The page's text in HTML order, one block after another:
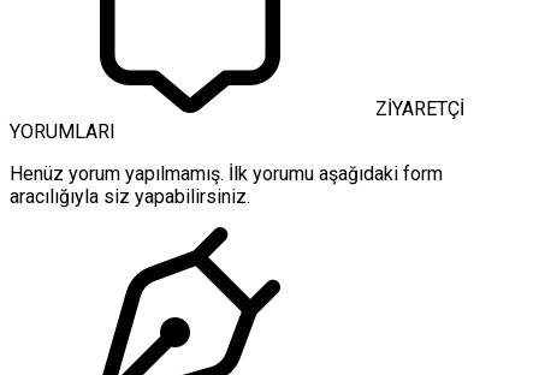
ZİYARETÇİ
YORUMLARI
Henüz yorum yapılmamış. İlk yorumu aşağıdaki form
aracılığıyla siz yapabilirsiniz.